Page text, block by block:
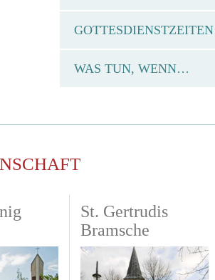
GOTTESDIENSTZEITEN
WAS TUN, WENN…
St. Gertrudis
Bramsche